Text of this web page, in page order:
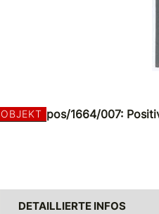
pos/1664/007:
DETAILLIERTE INFOS